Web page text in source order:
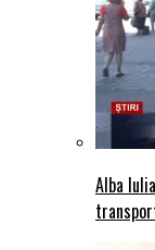
Alba